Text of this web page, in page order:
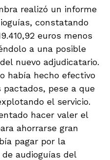
realizó un informe
constatando
euros menos
a una posible
nuevo adjudicatario.
había hecho efectivo
pactados, pese a que
el servicio.
hacer valer el
ahorrarse gran
pagar por la
audioguías del